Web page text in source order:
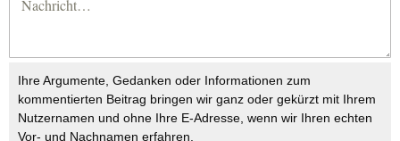
Ihre Argumente, Gedanken oder Informationen zum
kommentierten Beitrag bringen wir ganz oder gekürzt mit Ihrem
Nutzernamen und ohne Ihre E-Adresse, wenn wir Ihren echten
Vor- und Nachnamen erfahren.